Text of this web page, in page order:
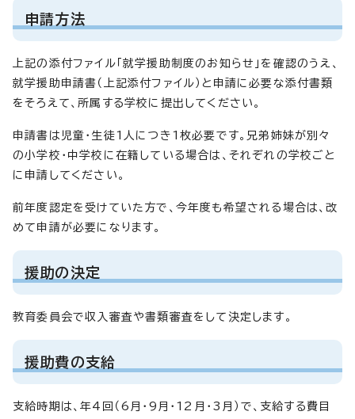
申請方法
上記の添付ファイル「就学援助制度のお知らせ」を確認のうえ、
就学援助申請書（上記添付ファイル）と申請に必要な添付書類
をそろえて、所属する学校に提出してください。
申請書は児童・生徒1人につき1枚必要です。兄弟姉妹が別々
の小学校・中学校に在籍している場合は、それぞれの学校ごと
に申請してください。
前年度認定を受けていた方で、今年度も希望される場合は、改
めて申請が必要になります。
援助の決定
教育委員会で収入審査や書類審査をして決定します。
援助費の支給
支給時期は、年4回（6月・9月・12月・3月）で、支給する費目